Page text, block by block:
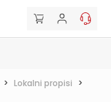
> Lokalni propisi >